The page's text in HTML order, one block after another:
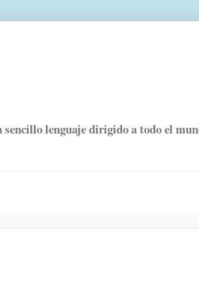
sencillo lenguaje dirigido a todo el